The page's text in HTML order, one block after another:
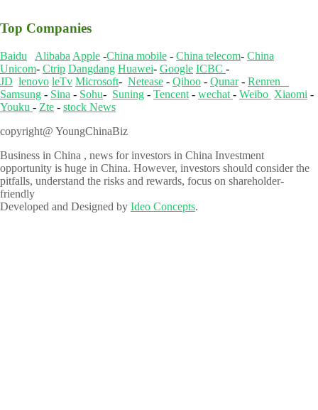
Top Companies
Baidu Alibaba Apple -China mobile - China telecom- China
Unicom- Ctrip Dangdang Huawei- Google ICBC -
JD lenovo leTv Microsoft- Netease - Qihoo - Qunar- Renren
Samsung - Sina - Sohu- Suning - Tencent - wechat - Weibo Xiaomi -
Youku - Zte - stock News
copyright@ YoungChinaBiz
Business in China , news for investors in China Investment
opportunity is huge in China. However, investors should consider the
pitfalls, understand the risks and rewards, focus on shareholder-
friendly
Developed and Designed by Ideo Concepts.